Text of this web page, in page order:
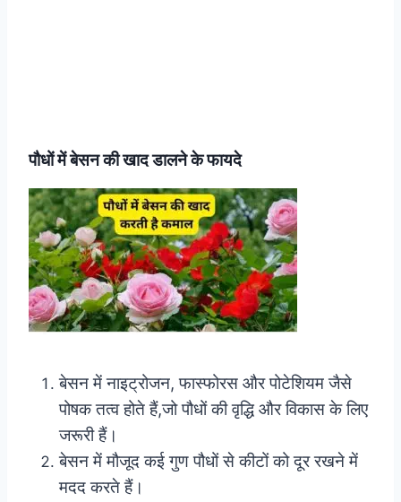
पौधों में बेसन की खाद डालने के फायदे
बेसन में नाइट्रोजन, फास्फोरस और पोटेशियम जैसे
पोषक तत्व होते हैं,जो पौधों की वृद्धि और विकास के लिए
जरूरी हैं।
बेसन में मौजूद कई गुण पौधों से कीटों को दूर रखने में
मदद करते हैं।